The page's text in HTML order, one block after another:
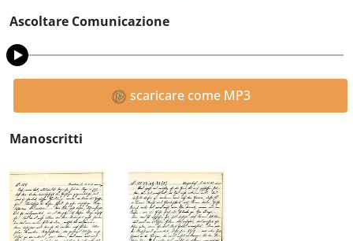
Ascoltare Comunicazione
scaricare come MP3
Manoscritti